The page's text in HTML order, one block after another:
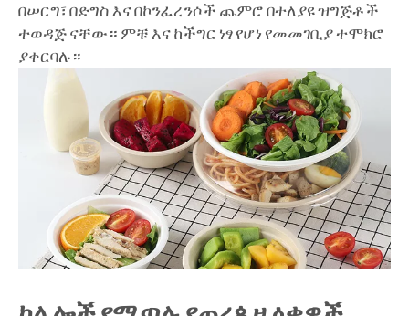
በሠርግ፣ በድግስ እና በኮንፈረንሶች ጨምሮ በተለያዩ ዝግጅቶች
ተወዳጅ ናቸው። ምቹ እና ከችግር ነፃ የሆነ የመመገቢያ ተሞክሮ
ያቀርባሉ።